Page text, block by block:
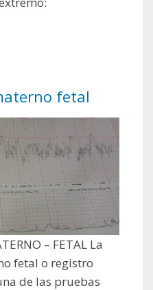
fetal
– FETAL La
fetal o registro
de las pruebas